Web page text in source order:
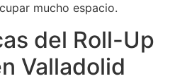
mucho espacio.
del Roll-Up
Valladolid